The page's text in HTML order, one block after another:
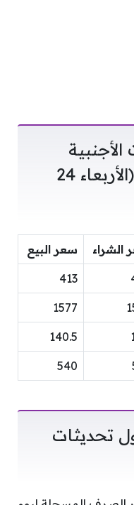
مقابل الريال اليمني (الأربعاء 24
الشراء سعر البيع
413
1577
140.5
540
تحديثات